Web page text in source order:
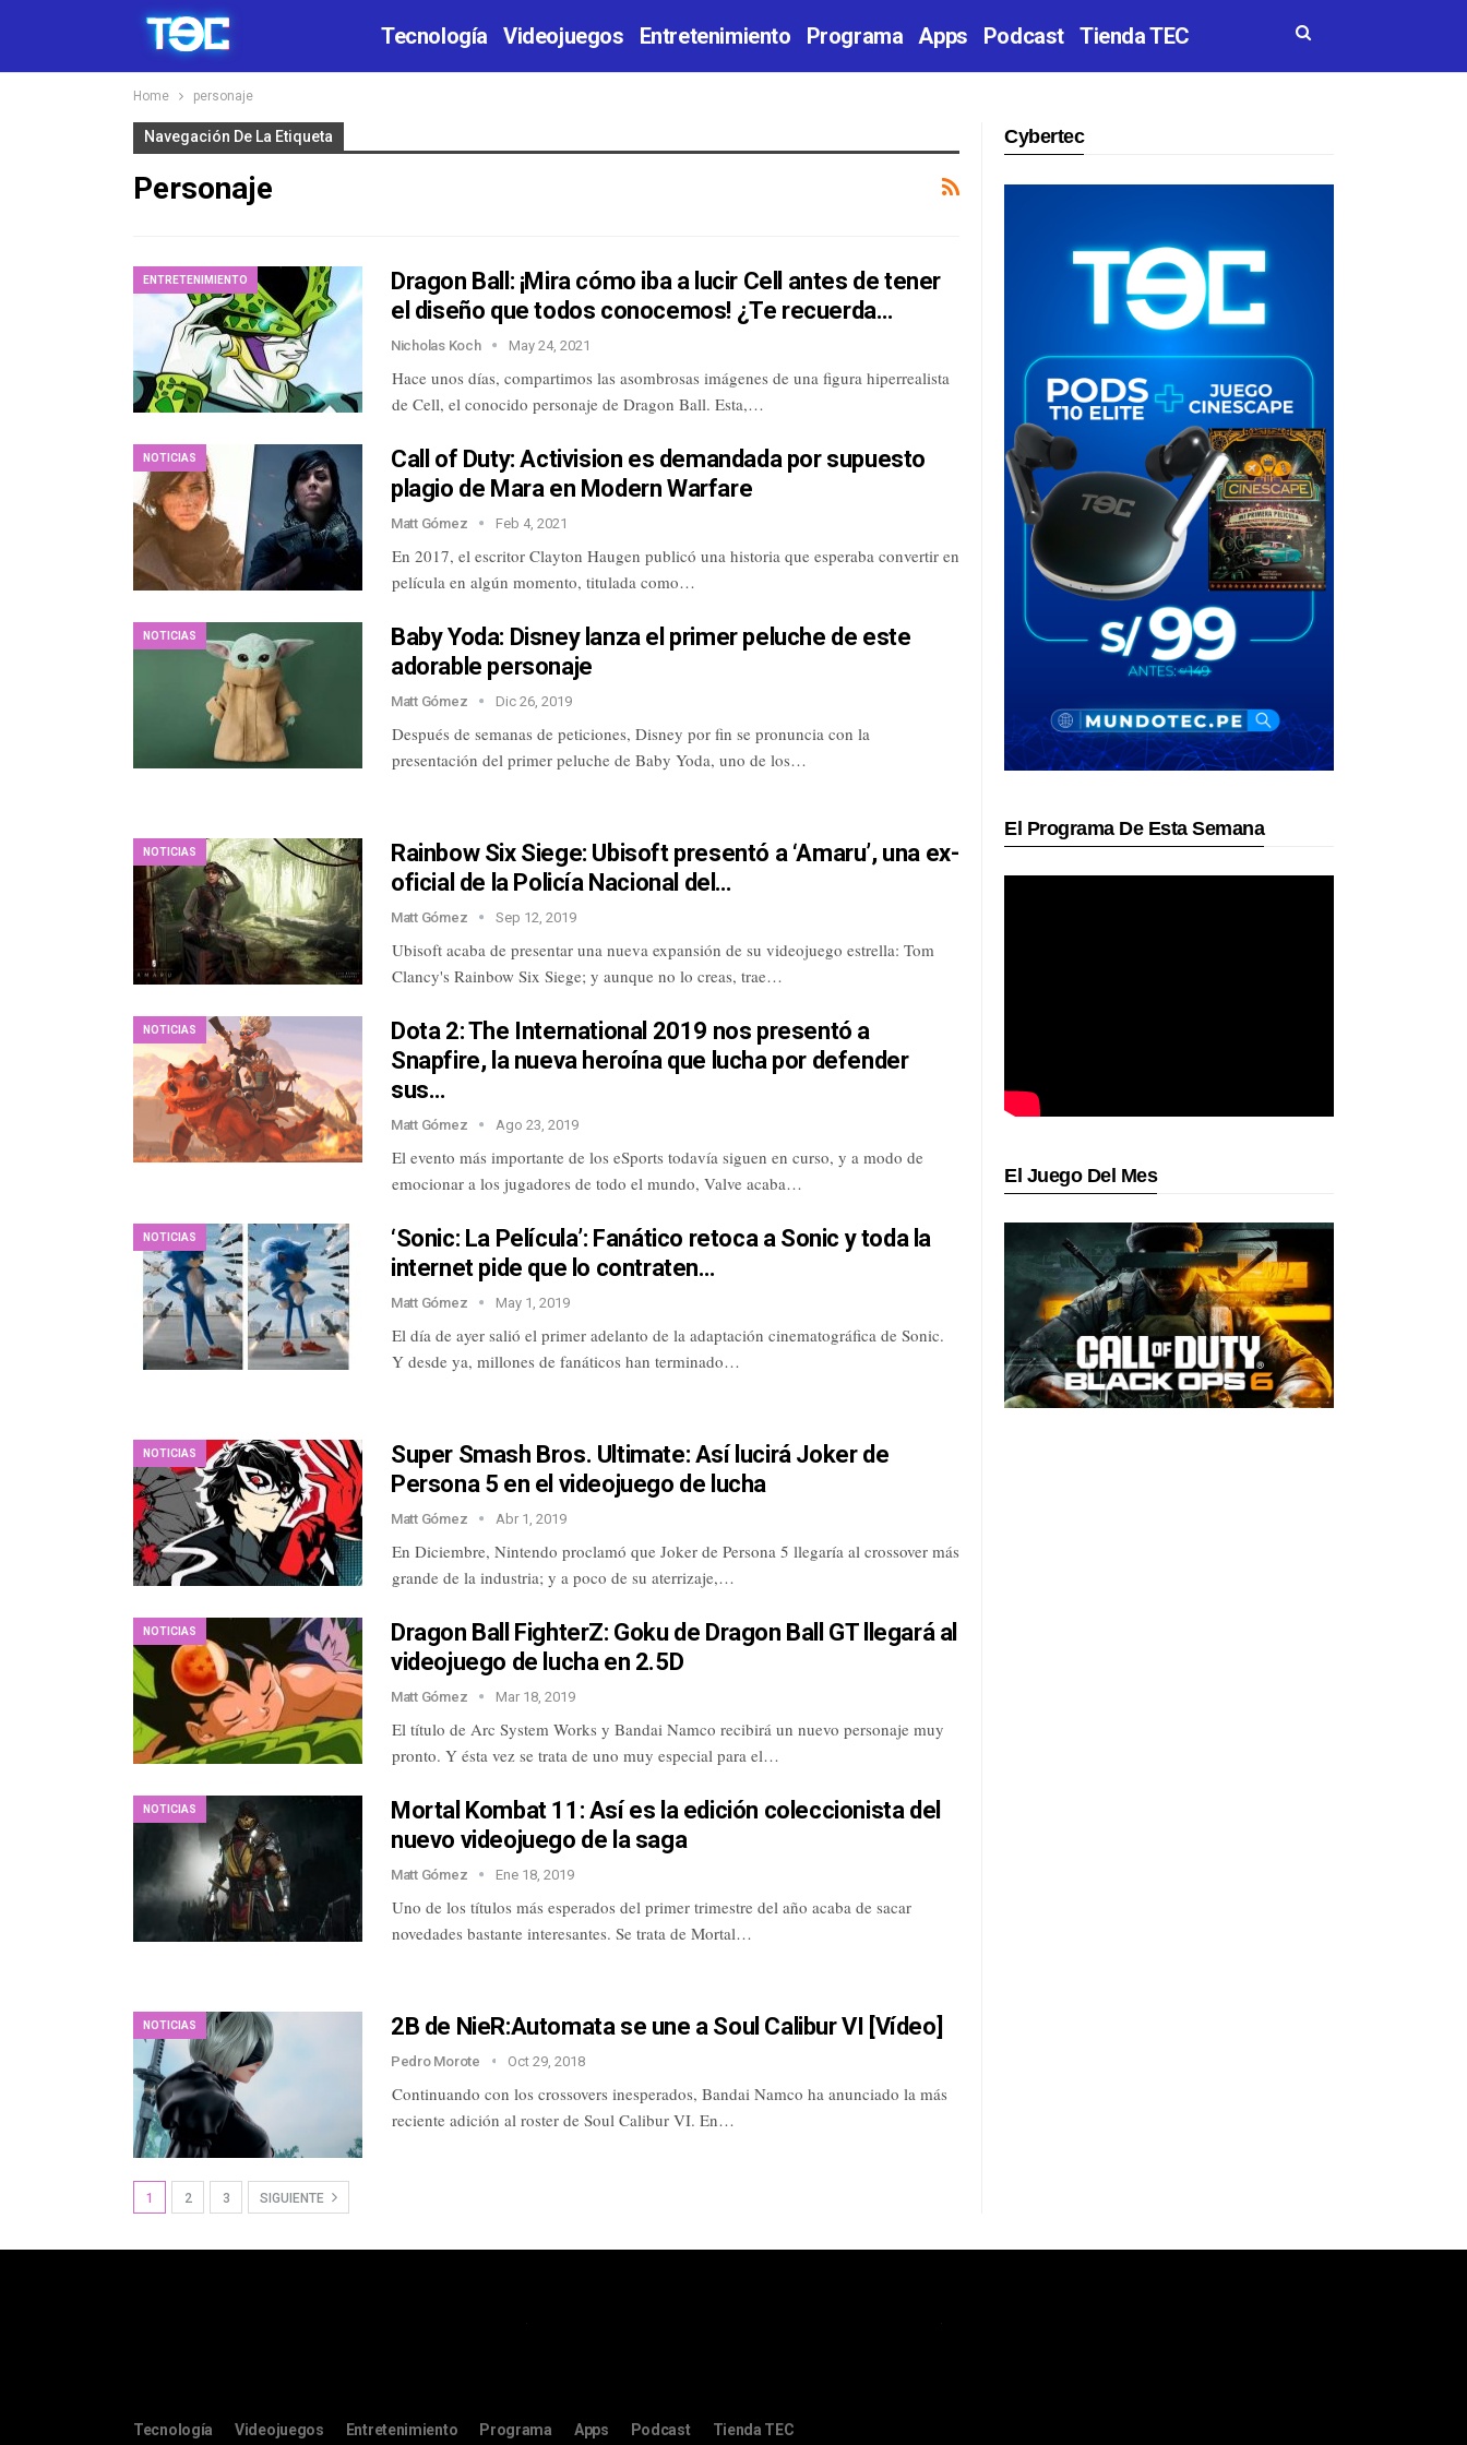
Tecnología Videojuegos Entretenimiento Programa Apps Podcast Tienda TEC
Home personaje
Navegación De La Etiqueta
Personaje
ENTRETENIMIENTO
Dragon Ball: ¡Mira cómo iba a lucir Cell antes de tener
el diseño que todos conocemos! ¿Te recuerda…
Nicholas Koch May 24, 2021
Hace unos días, compartimos las asombrosas imágenes de una figura hiperrealista
de Cell, el conocido personaje de Dragon Ball. Esta,…
NOTICIAS
Call of Duty: Activision es demandada por supuesto
plagio de Mara en Modern Warfare
Matt Gómez Feb 4, 2021
En 2017, el escritor Clayton Haugen publicó una historia que esperaba convertir en
película en algún momento, titulada como…
NOTICIAS
Baby Yoda: Disney lanza el primer peluche de este
adorable personaje
Matt Gómez Dic 26, 2019
Después de semanas de peticiones, Disney por fin se pronuncia con la
presentación del primer peluche de Baby Yoda, uno de los…
NOTICIAS
Rainbow Six Siege: Ubisoft presentó a ‘Amaru’, una ex-
oficial de la Policía Nacional del…
Matt Gómez Sep 12, 2019
Ubisoft acaba de presentar una nueva expansión de su videojuego estrella: Tom
Clancy's Rainbow Six Siege; y aunque no lo creas, trae…
NOTICIAS
Dota 2: The International 2019 nos presentó a
Snapfire, la nueva heroína que lucha por defender
sus…
Matt Gómez Ago 23, 2019
El evento más importante de los eSports todavía siguen en curso, y a modo de
emocionar a los jugadores de todo el mundo, Valve acaba…
NOTICIAS
‘Sonic: La Película’: Fanático retoca a Sonic y toda la
internet pide que lo contraten…
Matt Gómez May 1, 2019
El día de ayer salió el primer adelanto de la adaptación cinematográfica de Sonic.
Y desde ya, millones de fanáticos han terminado…
NOTICIAS
Super Smash Bros. Ultimate: Así lucirá Joker de
Persona 5 en el videojuego de lucha
Matt Gómez Abr 1, 2019
En Diciembre, Nintendo proclamó que Joker de Persona 5 llegaría al crossover más
grande de la industria; y a poco de su aterrizaje,…
NOTICIAS
Dragon Ball FighterZ: Goku de Dragon Ball GT llegará al
videojuego de lucha en 2.5D
Matt Gómez Mar 18, 2019
El título de Arc System Works y Bandai Namco recibirá un nuevo personaje muy
pronto. Y ésta vez se trata de uno muy especial para el…
NOTICIAS
Mortal Kombat 11: Así es la edición coleccionista del
nuevo videojuego de la saga
Matt Gómez Ene 18, 2019
Uno de los títulos más esperados del primer trimestre del año acaba de sacar
novedades bastante interesantes. Se trata de Mortal…
NOTICIAS 2B de NieR:Automata se une a Soul Calibur VI [Vídeo]
Pedro Morote Oct 29, 2018
Continuando con los crossovers inesperados, Bandai Namco ha anunciado la más
reciente adición al roster de Soul Calibur VI. En…
1 2 3 SIGUIENTE
Cybertec
El Programa De Esta Semana
El Juego Del Mes
Tecnología Videojuegos Entretenimiento Programa Apps Podcast Tienda TEC